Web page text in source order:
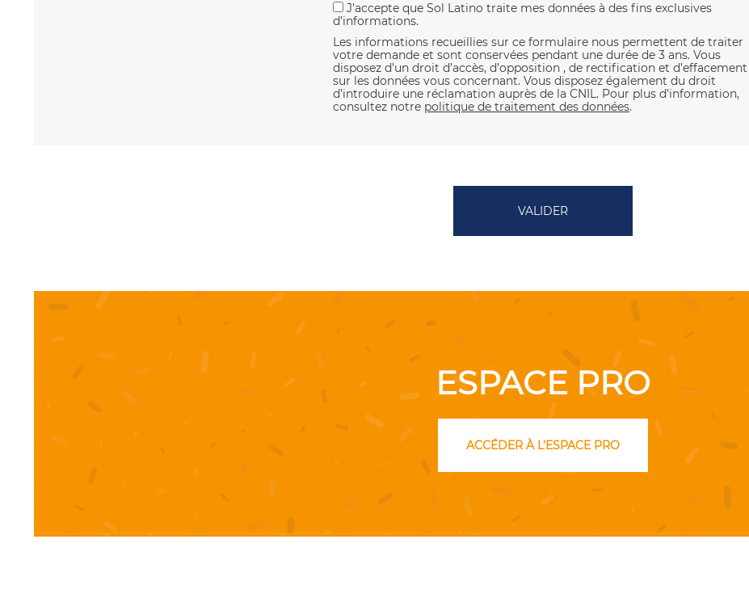
J’accepte que Sol Latino traite mes données à des fins exclusives
d’informations.
Les informations recueillies sur ce formulaire nous permettent de traiter
votre demande et sont conservées pendant une durée de 3 ans. Vous
disposez d’un droit d’accès, d’opposition , de rectification et d’effacement
sur les données vous concernant. Vous disposez également du droit
d’introduire une réclamation auprès de la CNIL. Pour plus d’information,
consultez notre politique de traitement des données.
ESPACE PRO
ACCÉDER À L’ESPACE PRO